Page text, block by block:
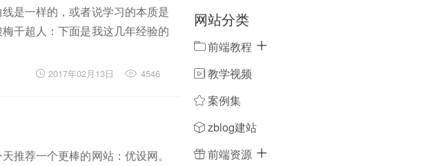
是一样的，或者说学习的本质是
干超人：下面是我这几年经验的
2017年02月13日 4546
推荐一个更棒的网站：优设网。
网站分类
前端教程
教学视频
案例集
zblog建站
前端资源